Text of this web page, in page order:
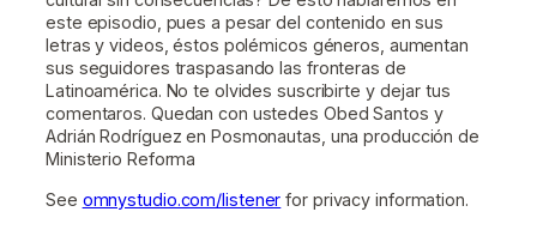
este episodio, pues a pesar del contenido en sus
letras y videos, éstos polémicos géneros, aumentan
sus seguidores traspasando las fronteras de
Latinoamérica. No te olvides suscribirte y dejar tus
comentaros. Quedan con ustedes Obed Santos y
Adrián Rodríguez en Posmonautas, una producción de
Ministerio Reforma
See omnystudio.com/listener for privacy information.